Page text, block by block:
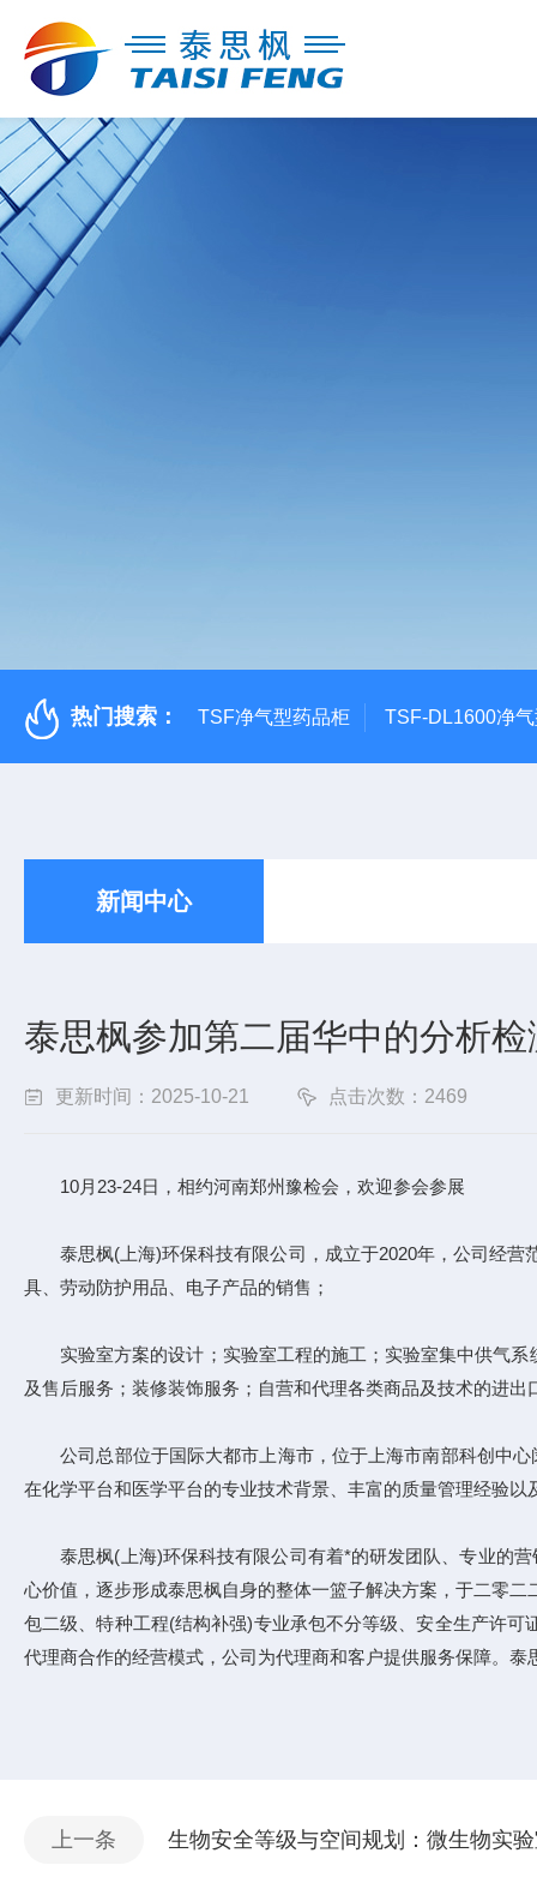
热门搜索： TSF净气型药品柜 TSF-DL1600净
新闻中心
泰思枫参加第二届华中的分析
更新时间：2025-10-21 点击次数：2469
10月23-24日，相约河南郑州豫检会，欢迎参会参展
泰思枫(上海)环保科技有限公司，成立于2020年，公司经营
具、劳动防护用品、电子产品的销售；
实验室方案的设计；实验室工程的施工；实验室集中供气系
及售后服务；装修装饰服务；自营和代理各类商品及技术的进
公司总部位于国际大都市上海市，位于上海市南部科创中心
在化学平台和医学平台的专业技术背景、丰富的质量管理经验
泰思枫(上海)环保科技有限公司有着*的研发团队、专业的营
心价值，逐步形成泰思枫自身的整体一篮子解决方案，于二零
包二级、特种工程(结构补强)专业承包不分等级、安全生产许
代理商合作的经营模式，公司为代理商和客户提供服务保障。
上一条 生物安全等级与空间规划：微生物实